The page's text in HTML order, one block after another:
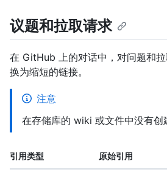
议题和拉取请求
在 GitHub 上的对话中，对问题和
换为缩短的链接。
注意
在存储库的 wiki 或文件中没有创
引用类型 原始引用